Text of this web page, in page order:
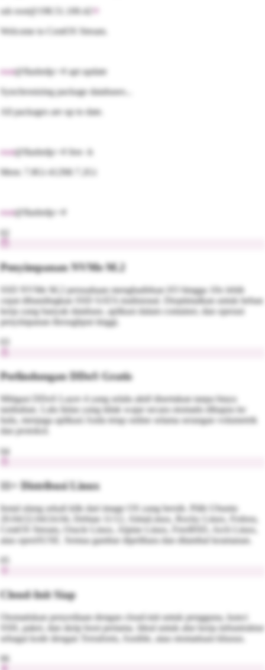
ssh root@198.51.100.42
Welcome to
CentOS Stream
root@flashrdp:~# apt update
Synchronizing package databases...
All packages are up to date.
root@flashrdp:~#
free -h
Mem: 7.8Gi 412Mi 7.2Gi
root@flashrdp:~#
Penyimpanan NVMe M.2
SSD NVMe M.2 perusahaan menghadirkan I/O hingga 10x lebih
cepat dibandingkan SSD SATA tradisional. Dioptimalkan untuk beban
kerja yang banyak database, aplikasi dalam container, dan operasi
penyimpanan throughput tinggi.
Perlindungan DDoS Gratis
Mitigasi DDoS Layer 4 yang selalu aktif disertakan tanpa biaya
tambahan. Lalu lintas yang tidak wajar secara otomatis dihapus ke
hulu, menjaga aplikasi Anda tetap online selama serangan volumetrik
dan protokol.
04
11+ Distribusi Linux
Instal ulang sekali klik dari image OS yang bersih. Pilih Ubuntu
20.04/22.04/24.04, Debian 11/12, AlmaLinux, Rocky Linux, Fedora,
CentOS Stream, Oracle Linux, Alpine Linux, FreeBSD, Arch Linux,
atau openSUSE. Semua gambar dipelihara dan ditambal keamanan.
Cloud-Init Siap
Otomatiskan penyediaan dengan cloud-init untuk pengguna, kunci
SSH, paket, dan skrip boot pertama. Ideal untuk alur kerja infrastruktur
sebagai kode dengan Terraform, Ansible, atau otomatisasi khusus.
06